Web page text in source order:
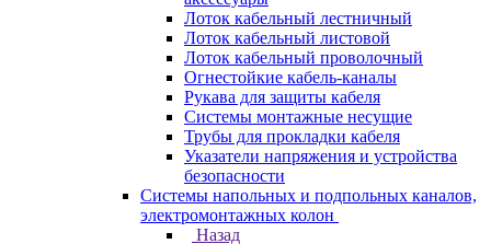
Лоток кабельный лестничный
Лоток кабельный листовой
Лоток кабельный проволочный
Огнестойкие кабель-каналы
Рукава для защиты кабеля
Системы монтажные несущие
Трубы для прокладки кабеля
Указатели напряжения и устройства
безопасности
Системы напольных и подпольных каналов,
электромонтажных колон
Назад